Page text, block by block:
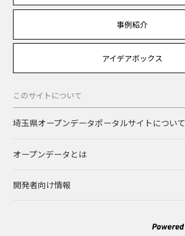
事例紹介
アイデアボックス
このサイトについて
埼玉県オープンデータポータルサイトについて
オープンデータとは
開発者向け情報